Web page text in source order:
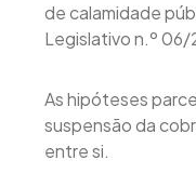
de calamidade
Legislativo n.º
As hipóteses
suspensão da
entre si.